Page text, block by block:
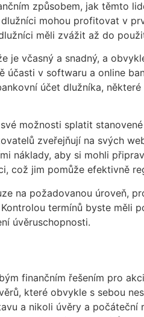
způsobem, jak těmto
mohou profitovat v
měli zvážit až do
včasný a snadný, a
v softwaru a online
účet dlužníka,
možnosti splatit
zveřejňují na svých
náklady, aby si mohli
což jim pomůže efektivně
na požadovanou úroveň,
termínů byste měli
úvěruschopnosti.
finančním řešením pro
které obvykle s sebou
a nikoli úvěry a